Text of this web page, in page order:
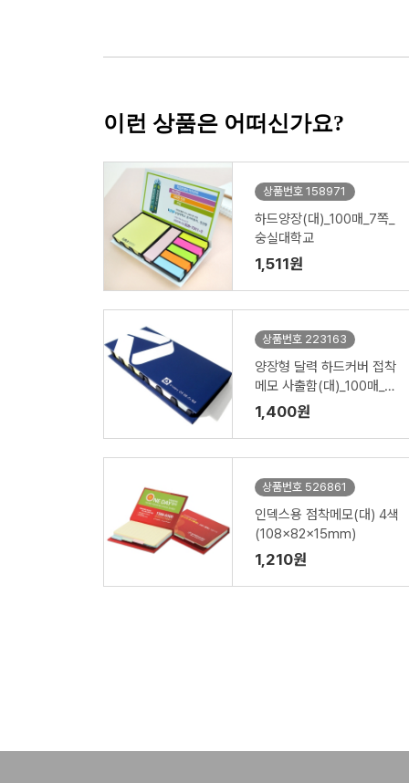
이런 상품은 어떠신가요?
상품번호 158971
하드양장(대)_100매_7쪽_
숭실대학교
1,511원
상품번호 223163
양장형 달력 하드커버 접착
메모 사출함(대)_100매_3
쪽_선경스틸
1,400원
상품번호 526861
인덱스용 점착메모(대) 4색
(108x82x15mm)
1,210원